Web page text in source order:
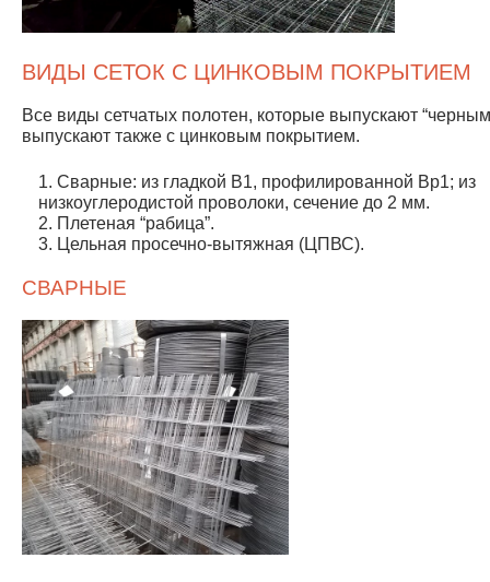
ВИДЫ СЕТОК С ЦИНКОВЫМ ПОКРЫТИЕМ
Все виды сетчатых полотен, которые выпускают
выпускают также с цинковым покрытием.
Сварные: из гладкой В1, профилированной Вр1; из
низкоуглеродистой проволоки, сечение до 2 мм.
Плетеная “рабица”.
Цельная просечно-вытяжная (ЦПВС).
СВАРНЫЕ